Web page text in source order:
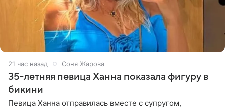
21 час назад Соня Жарова
35-летняя певица Ханна показала фигуру в
бикини
Певица Ханна отправилась вместе с супругом,